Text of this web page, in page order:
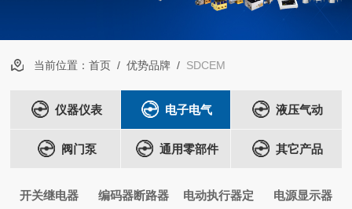
当前位置：首页 /优势品牌 / SDCEM
仪器仪表 电子电气 液压气动
阀门泵 通用零部件 其它产品
开关继电器 编码器断路器 电动执行器定 电源显示器